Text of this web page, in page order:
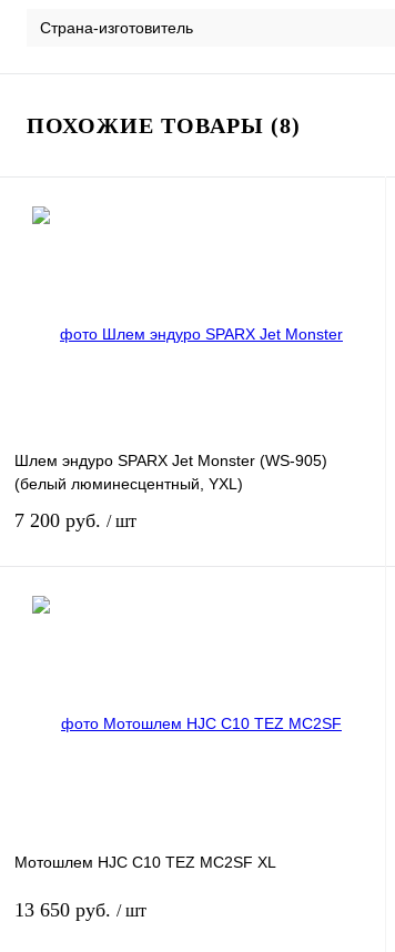
Страна-изготовитель
ПОХОЖИЕ ТОВАРЫ (8)
Шлем эндуро SPARX Jet Monster (WS-905)
(белый люминесцентный, YXL)
7 200 руб. / шт
наличии
Мотошлем HJC C10 TEZ MC2SF XL
13 650 руб. / шт